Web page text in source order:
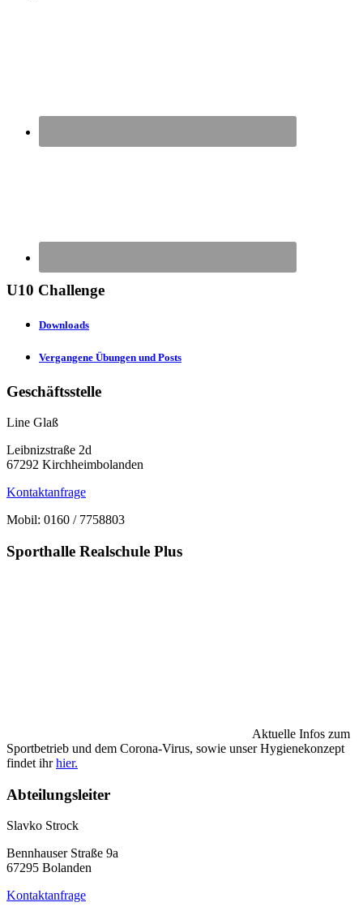
U10 Challenge
Downloads
Vergangene Übungen und Posts
Geschäftsstelle
Line Glaß
Leibnizstraße 2d
67292 Kirchheimbolanden
Kontaktanfrage
Mobil: 0160 / 7758803
Sporthalle Realschule Plus
Aktuelle Infos zum
Sportbetrieb und dem Corona-Virus, sowie unser Hygienekonzept
findet ihrhier.
Abteilungsleiter
Slavko Strock
Bennhauser Straße 9a
67295 Bolanden
Kontaktanfrage